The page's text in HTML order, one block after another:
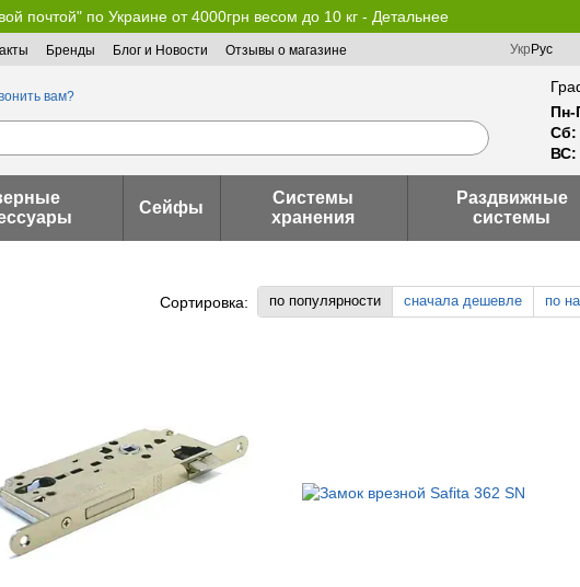
почтой" по Украине от 4000грн весом до 10 кг - Детальнее
Бренды Блог и Новости
Отзывы о магазине
Укр Рус
вам?
Пн-
Сб:
ВС:
Сейфы
Системы
хранения
Раздвижные
системы
Сортировка: по популярности сначала дешевле по